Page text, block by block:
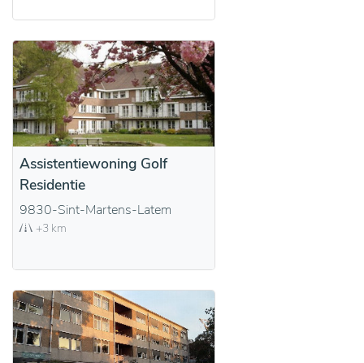
Assistentiewoning Golf
Residentie
9830-Sint-Martens-Latem
+3 km